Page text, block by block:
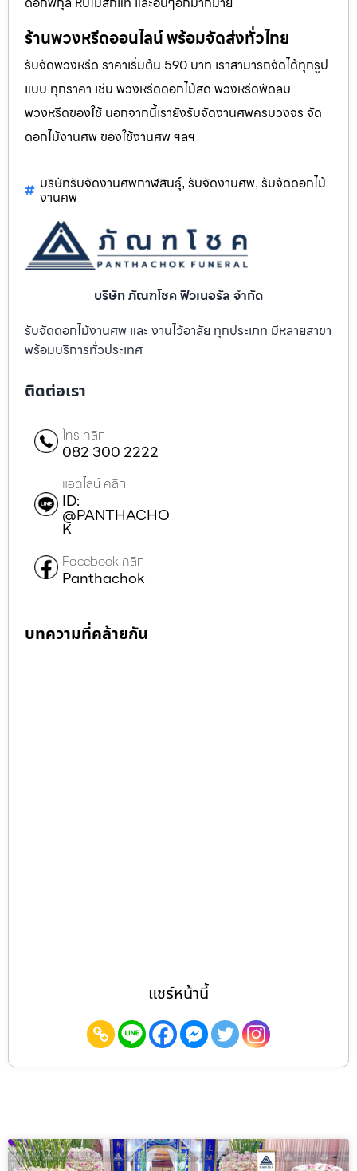
ร้านพวงหรีดออนไลน์ พร้อมจัดส่งทั่วไทย
รับจัดพวงหรีด ราคาเริ่มต้น 590 บาท เราสามารถจัดได้ทุกรูป
แบบ ทุกราคา เช่น พวงหรีดดอกไม้สด พวงหรีดพัดลม
พวงหรีดของใช้ นอกจากนี้เรายังรับจัดงานศพครบวงจร จัด
ดอกไม้งานศพ ของใช้งานศพ ฯลฯ
บริษัทรับจัดงานศพกาฬสินธุ์, รับจัดงานศพ, รับจัดดอกไม้
งานศพ
บริษัท ภัณฑโชค ฟิวเนอรัล จำกัด
รับจัดดอกไม้งานศพ และ งานไว้อาลัย ทุกประเภท มีหลายสาขา
พร้อมบริการทั่วประเทศ
ติดต่อเรา
โทร คลิก
082 300 2222
แอดไลน์ คลิก
ID:
@PANTHACHO
K
Facebook คลิก
Panthachok
บทความที่คล้ายกัน
แชร์หน้านี้